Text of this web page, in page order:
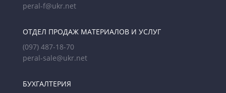
peral-f@ukr.net
ОТДЕЛ ПРОДАЖ МАТЕРИАЛОВ И УСЛУГ
(097) 487-18-70
peral-sale@ukr.net
БУХГАЛТЕРИЯ